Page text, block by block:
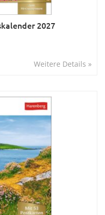
2027
Weitere Details »